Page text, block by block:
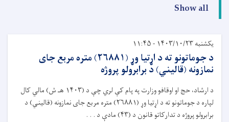
Show all
یکشنبه ۱۴۰۳/۱۰/۲۳ - ۱۱:۴۵
د جوماتونو ته د اړتیا وړ (۲۶۸۸۱) متره مربع جای
نمازونه (قالیني) د برابرولو پروژه
د ارشاد، حج او اوقافو وزارت په پام کې لري چې د (۱۴۰۳ هـ ش) مالي کال
لپاره د جوماتونو ته د اړتیا وړ (۲۶۸۸۱) متره مربع جای نمازونه (قالیني) د
برابرولو پروژه د تدارکاتو قانون د (۴۳) مادې د . . .